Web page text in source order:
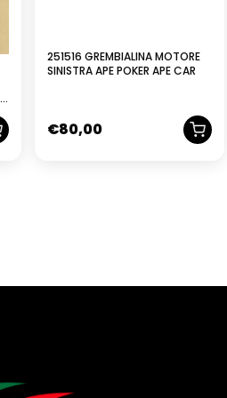
251516 GREMBIALINA MOTORE
SINISTRA APE POKER APE CAR
€80,00